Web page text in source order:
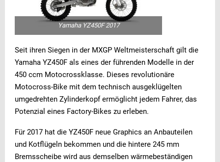
Yamaha YZ450F 2017
Seit ihren Siegen in der MXGP Weltmeisterschaft gilt die
Yamaha YZ450F als eines der führenden Modelle in der
450 ccm Motocrossklasse. Dieses revolutionäre
Motocross-Bike mit dem technisch ausgeklügelten
umgedrehten Zylinderkopf ermöglicht jedem Fahrer, das
Potenzial eines Factory-Bikes zu erleben.
Für 2017 hat die YZ450F neue Graphics an Anbauteilen
und Kotflügeln bekommen und die hintere 245 mm
Bremsscheibe wird aus demselben wärmebeständigen